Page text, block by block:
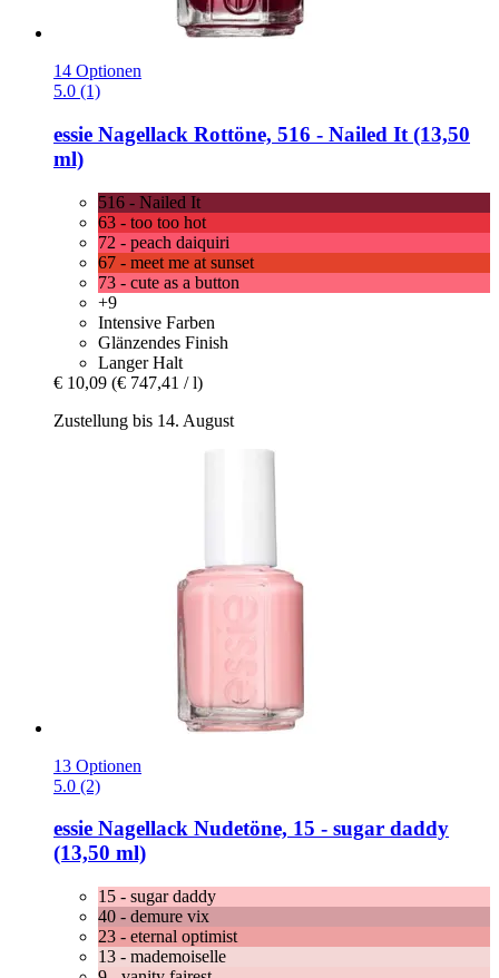
14 Optionen
5.0 (1)
essie Nagellack Rottöne, 516 -​ Nailed It (13,50
ml)
516 - Nailed It
63 - too too hot
72 - peach daiquiri
67 - meet me at sunset
73 - cute as a button
+9
Intensive Farben
Glänzendes Finish
Langer Halt
€ 10,09 (€ 747,41 / l)
Zustellung bis 14. August
13 Optionen
5.0 (2)
essie Nagellack Nudetöne, 15 -​ sugar daddy
(13,50 ml)
15 - sugar daddy
40 - demure vix
23 - eternal optimist
13 - mademoiselle